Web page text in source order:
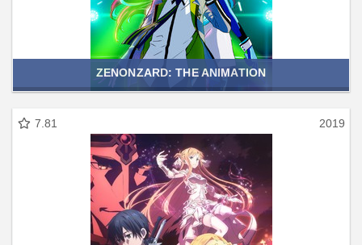
ZENONZARD: THE ANIMATION
7.81 2019